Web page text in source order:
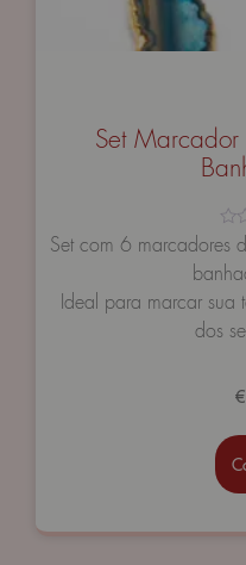
Set
0
de
5
Set com 6 marcadores
Ideal para marcar
dos
€